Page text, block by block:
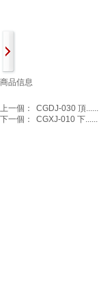
商品信息
上一個：
CGDJ-030 頂......
下一個：
CGXJ-010 下......